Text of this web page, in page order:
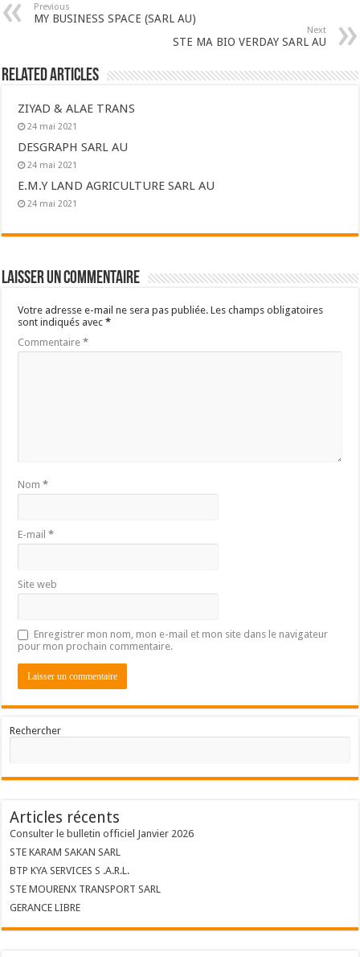
Previous
MY BUSINESS SPACE (SARL AU)
Next
STE MA BIO VERDAY SARL AU
Related Articles
ZIYAD & ALAE TRANS
24 mai 2021
DESGRAPH SARL AU
24 mai 2021
E.M.Y LAND AGRICULTURE SARL AU
24 mai 2021
Laisser un commentaire
Votre adresse e-mail ne sera pas publiée. Les champs obligatoires
sont indiqués avec*
Commentaire*
Nom*
E-mail*
Site web
Enregistrer mon nom, mon e-mail et mon site dans le navigateur
pour mon prochain commentaire.
Rechercher
Articles récents
Consulter le bulletin officiel Janvier 2026
STE KARAM SAKAN SARL
BTP KYA SERVICES S .A.R.L.
STE MOURENX TRANSPORT SARL
GERANCE LIBRE